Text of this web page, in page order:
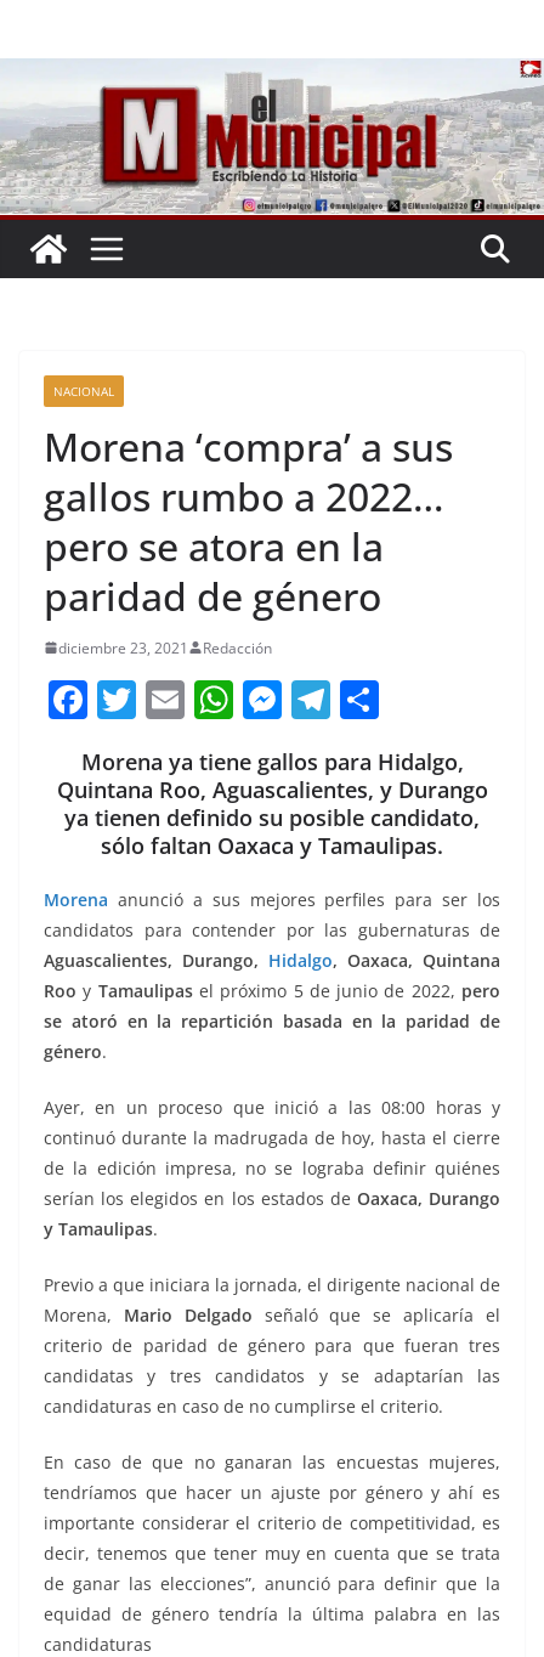
NACIONAL
Morena ‘compra’ a sus
gallos rumbo a 2022…
pero se atora en la
paridad de género
diciembre 23, 2021 Redacción
F
c
e
b
o
o
k
T
itt
er
E
ai
l
W
at
s
A
p
p
M
ss
e
n
g
er
T
e
gr
a
m
m
p
ar
tir
Morena ya tiene gallos para Hidalgo,
Quintana Roo, Aguascalientes, y Durango
ya tienen definido su posible candidato,
sólo faltan Oaxaca y Tamaulipas.
Morena anunció a sus mejores perfiles para ser los
candidatos para contender por las gubernaturas de
Aguascalientes, Durango, Hidalgo, Oaxaca, Quintana
Roo y Tamaulipasel próximo 5 de junio de 2022, pero
se atoró en la repartición basada en la paridad de
género.
Ayer, en un proceso que inició a las 08:00 horas y
continuó durante la madrugada de hoy, hasta el cierre
de la edición impresa, no se lograba definir quiénes
serían los elegidos en los estados de Oaxaca, Durango
y Tamaulipas.
Previo a que iniciara la jornada, el dirigente nacional de
Morena, Mario Delgado señaló que se aplicaría el
criterio de paridad de género para que fueran tres
candidatas y tres candidatos y se adaptarían las
candidaturas en caso de no cumplirse el criterio.
En caso de que no ganaran las encuestas mujeres,
tendríamos que hacer un ajuste por género y ahí es
importante considerar el criterio de competitividad, es
decir, tenemos que tener muy en cuenta que se trata
de ganar las elecciones”, anunció para definir que la
equidad de género tendría la última palabra en las
candidaturas